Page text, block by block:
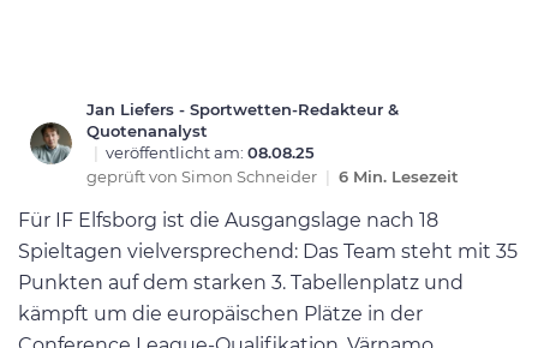
Jan Liefers - Sportwetten-Redakteur &
Quotenanalyst
| veröffentlicht am: 08.08.25
geprüft von Simon Schneider | 6 Min. Lesezeit
Für IF Elfsborg ist die Ausgangslage nach 18
Spieltagen vielversprechend: Das Team steht mit 35
Punkten auf dem starken 3. Tabellenplatz und
kämpft um die europäischen Plätze in der